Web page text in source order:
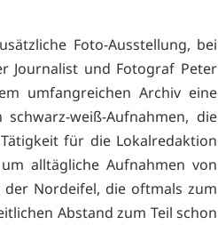
Foto-Ausstellung, bei
Journalist und Fotograf Peter
umfangreichen Archiv eine
weiß-Aufnahmen, die
für die Lokalredaktion
alltägliche Aufnahmen von
Nordeifel, die oftmals zum
Abstand zum Teil schon